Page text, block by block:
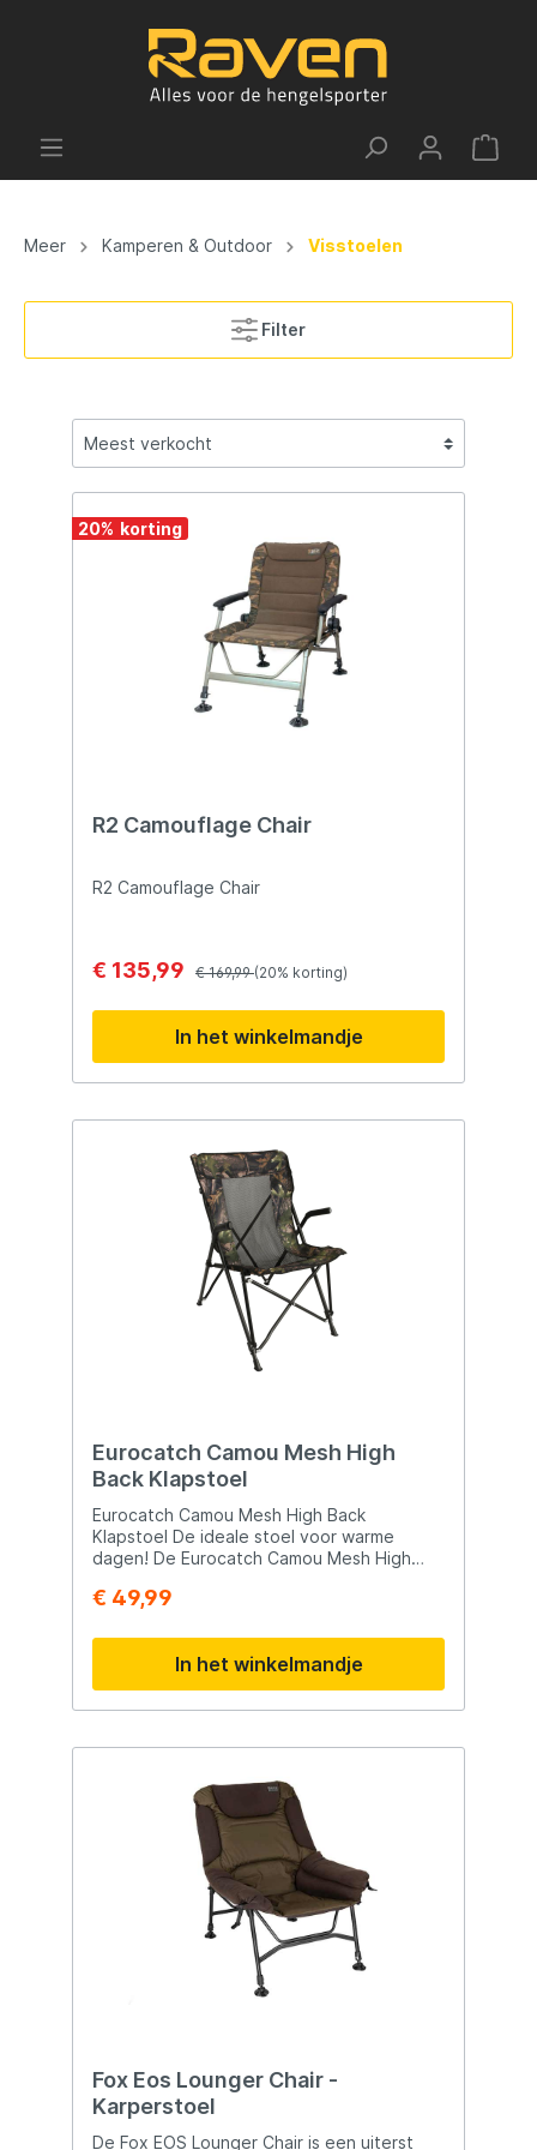
Meer Kamperen & Outdoor Visstoelen
Filter
20%
R2 Camouflage Chair
R2 Camouflage Chair
€ 135,99 € 169,99(20% korting)
In het winkelmandje
Eurocatch Camou Mesh High
Back Klapstoel
Eurocatch Camou Mesh High Back
Klapstoel De ideale stoel voor warme
dagen! De Eurocatch Camou Mesh High
dankzij de ademende mesh-stof, die zorgt
slechts 3,6 kg is de stoel licht van gewicht,
eenvoudig in te klappen en gemakkelijk
mee te nemen. Hoge rugleuning voor
optimaal comfort Ademend mesh-materiaal
frame met slimme gewichtsverdeling
camouflageprint Licht, compact en in
enkele seconden opgezet
€ 49,99
In het winkelmandje
Fox Eos Lounger Chair -
Karperstoel
De Fox EOS Lounger Chair is een uiterst